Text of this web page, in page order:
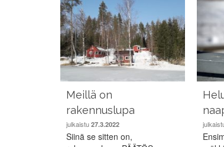
Meillä on
rakennuslupa
julkaistu 27.3.2022
Siinä se sitten on,